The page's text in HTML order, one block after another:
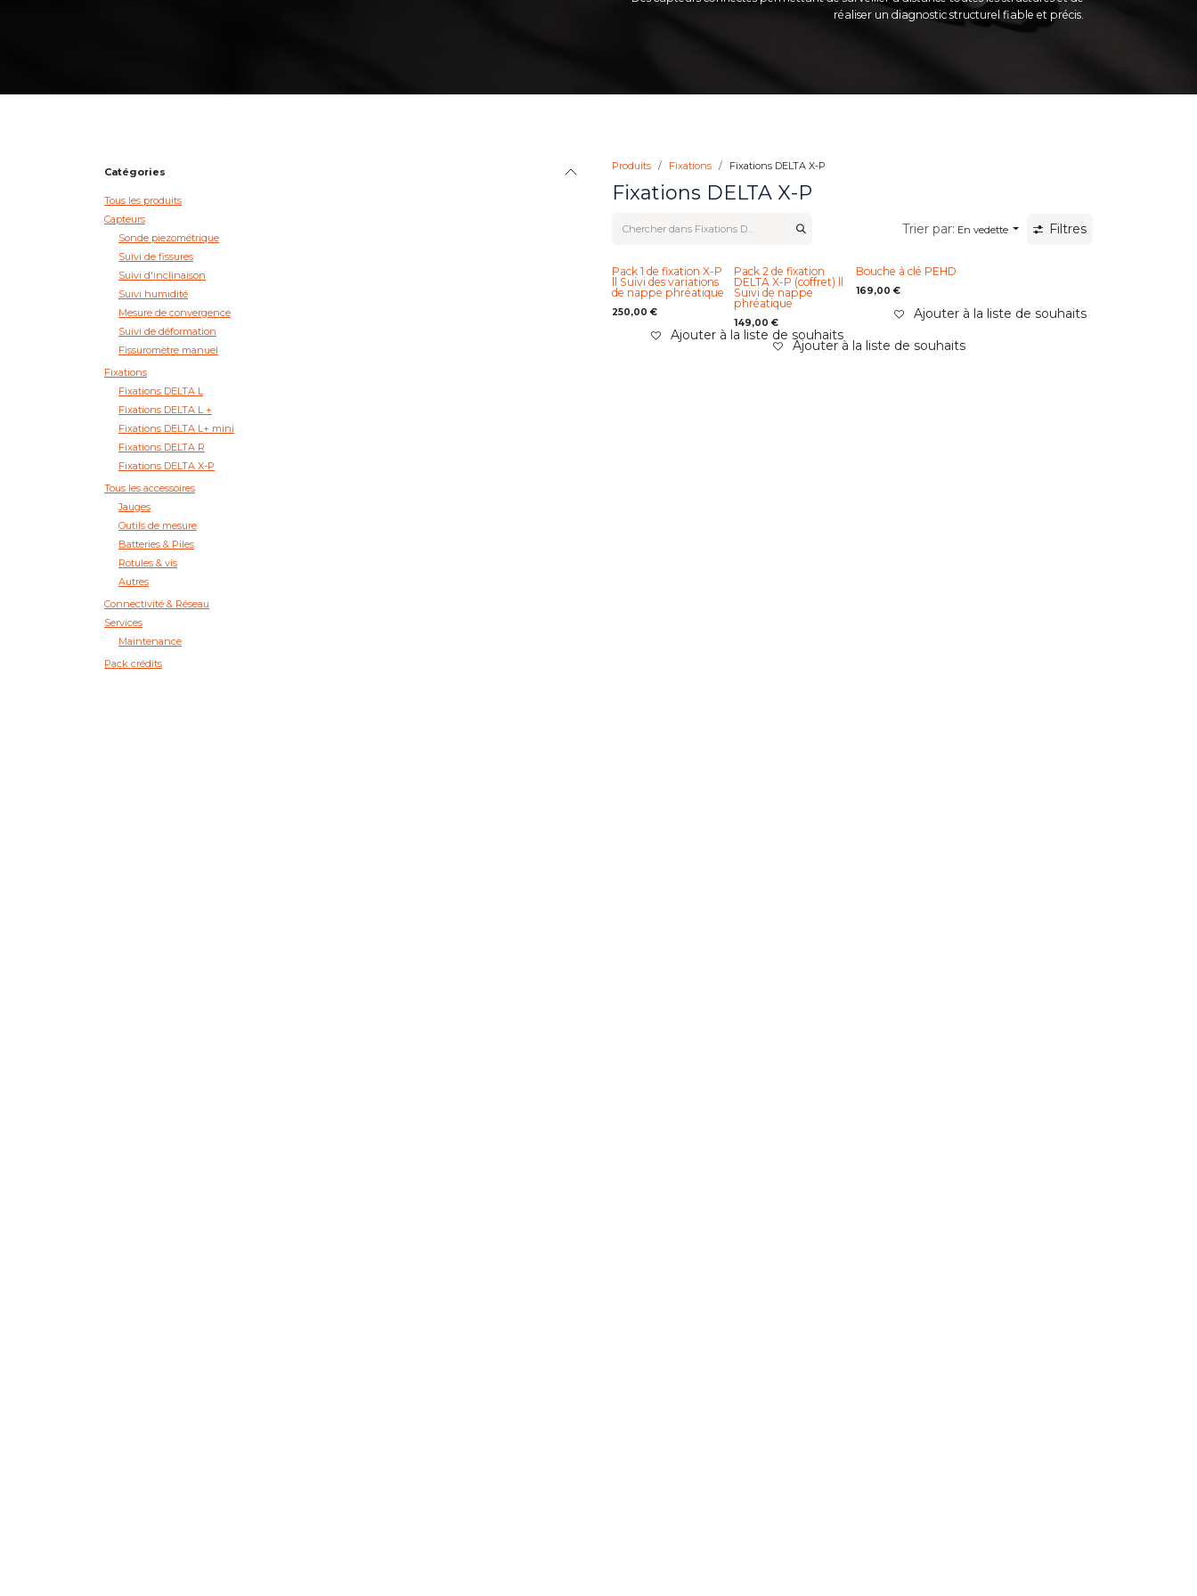
réaliser un diagnostic structurel fiable et précis.
Catégories
Tous les produits
Capteurs
Sonde piezométrique
Suivi de fissures
Suivi d'inclinaison
Suivi humidité
Mesure de convergence
Suivi de déformation
Fissuromètre manuel
Fixations
Fixations DELTA L
Fixations DELTA L +
Fixations DELTA L+ mini
Fixations DELTA R
Fixations DELTA X-P
Tous les accessoires
Jauges
Outils de mesure
Batteries & Piles
Rotules & vis
Autres
Connectivité & Réseau
Services
Maintenance
Pack crédits
Produits Fixations Fixations DELTA X-P
Fixations DELTA X-P
Trier par: En vedette Filtres
Pack 1 de fixation X-P
ll Suivi des variations
de nappe phréatique
250,00 €
Ajouter à la liste de souhaits
Pack 2 de fixation
DELTA X-P (coffret) ll
Suivi de nappe
phréatique
149,00 €
Ajouter à la liste de souhaits
Bouche à clé PEHD
169,00 €
Ajouter à la liste de souhaits